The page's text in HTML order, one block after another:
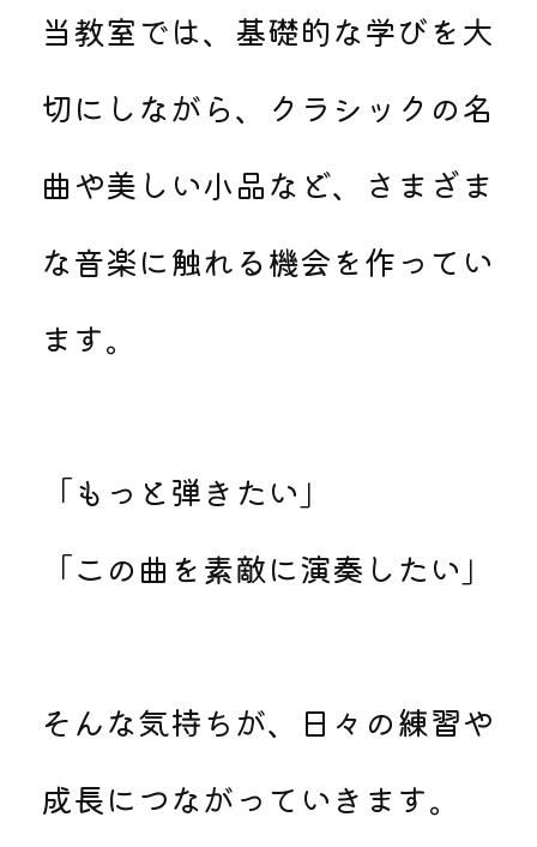
当教室では、基礎的な学びを大
切にしながら、クラシックの名
曲や美しい小品など、さまざま
な音楽に触れる機会を作ってい
ます。
「もっと弾きたい」
「この曲を素敵に演奏したい」
そんな気持ちが、日々の練習や
成長につながっていきます。